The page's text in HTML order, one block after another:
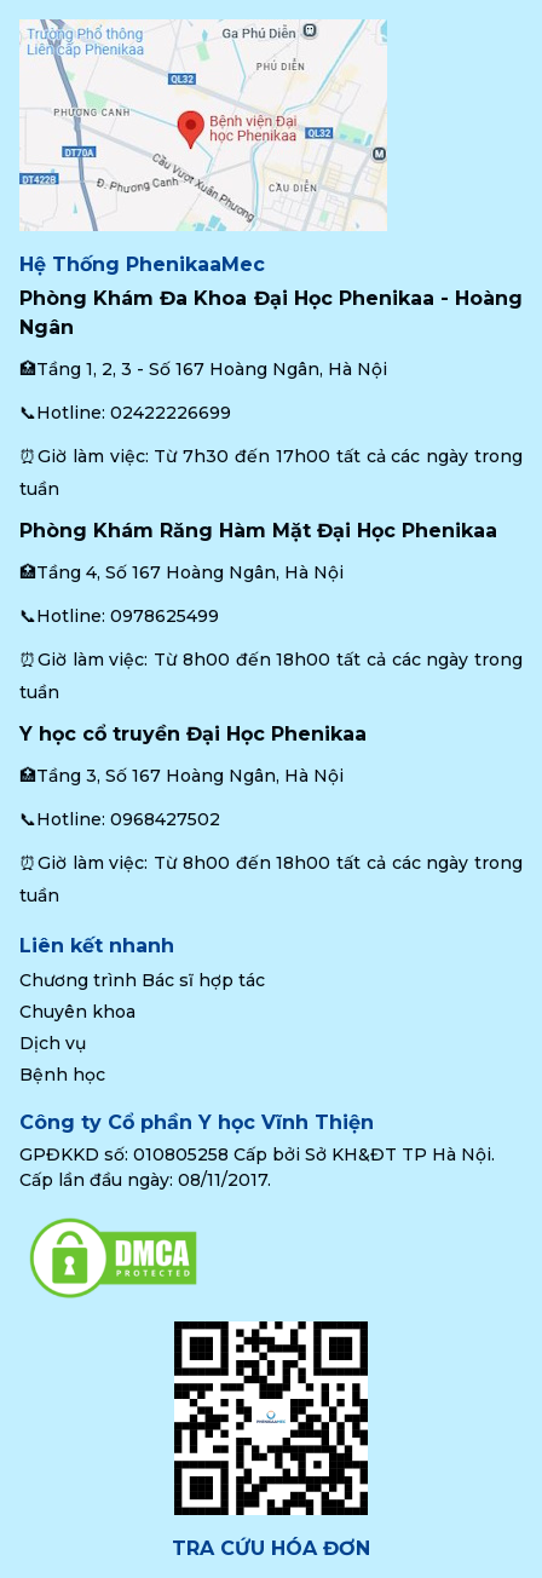
Hệ Thống PhenikaaMec
Phòng Khám Đa Khoa Đại Học Phenikaa - Hoàng
Ngân
🏥Tầng 1, 2, 3 - Số 167 Hoàng Ngân, Hà Nội
📞Hotline: 02422226699
⏰Giờ làm việc: Từ 7h30 đến 17h00 tất cả các ngày trong
tuần
Phòng Khám Răng Hàm Mặt Đại Học Phenikaa
🏥Tầng 4, Số 167 Hoàng Ngân, Hà Nội
📞Hotline: 0978625499
⏰Giờ làm việc: Từ 8h00 đến 18h00 tất cả các ngày trong
tuần
Y học cổ truyền Đại Học Phenikaa
🏥Tầng 3, Số 167 Hoàng Ngân, Hà Nội
📞Hotline: 0968427502
⏰Giờ làm việc: Từ 8h00 đến 18h00 tất cả các ngày trong
tuần
Liên kết nhanh
Chương trình Bác sĩ hợp tác
Chuyên khoa
Dịch vụ
Bệnh học
Công ty Cổ phần Y học Vĩnh Thiện
GPĐKKD số: 010805258 Cấp bởi Sở KH&ĐT TP Hà Nội.
Cấp lần đầu ngày: 08/11/2017.
TRA CỨU HÓA ĐƠN